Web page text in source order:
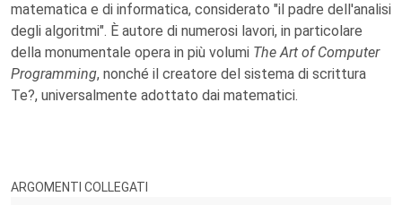
matematica e di informatica, considerato "il padre dell'analisi
degli algoritmi". È autore di numerosi lavori, in particolare
della monumentale opera in più volumi The Art of Computer
Programming, nonché il creatore del sistema di scrittura
Te?, universalmente adottato dai matematici.
ARGOMENTI COLLEGATI